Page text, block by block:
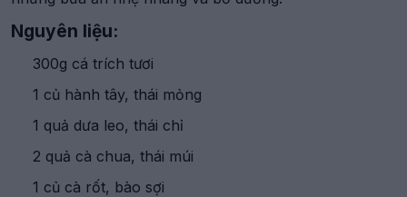
Nguyên liệu:
300g cá trích tươi
1 củ hành tây, thái mỏng
1 quả dưa leo, thái chỉ
2 quả cà chua, thái múi
1 củ cà rốt, bào sợi